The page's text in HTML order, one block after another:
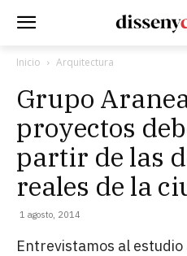
Inicio Arquitectura
Grupo
proyectos
partir de las
reales de la
1 agosto, 2014
Entrevistamos al